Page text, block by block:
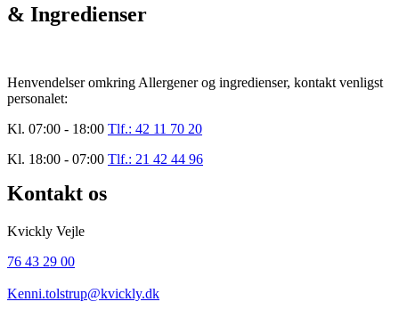
& Ingredienser
Henvendelser omkring Allergener og ingredienser, kontakt venligst
personalet:
Kl. 07:00 - 18:00 Tlf.: 42 11 70 20
Kl. 18:00 - 07:00 Tlf.: 21 42 44 96
Kontakt os
Kvickly Vejle
76 43 29 00
Kenni.tolstrup@kvickly.dk